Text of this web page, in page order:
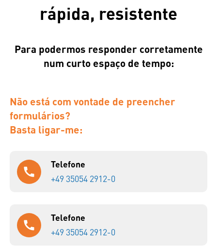
rápida, resistente
Para podermos responder corretamente
num curto espaço de tempo:
Não está com vontade de preencher
formulários?
Basta ligar-me:
Telefone
+49 35054 2912-0
Telefone
+49 35054 2912-0